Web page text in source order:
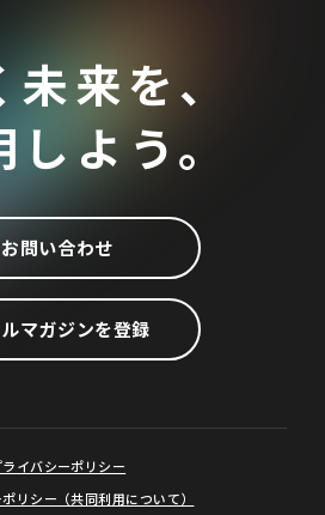
来を、
よう。
お問い合わせ
マガジンを登録
ライバシーポリシー
リシー（共同利用について）